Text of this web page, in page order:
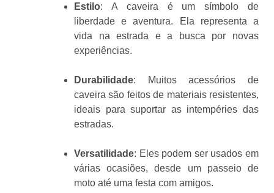
Estilo: A caveira é um símbolo de
liberdade e aventura. Ela representa a
vida na estrada e a busca por novas
experiências.
Durabilidade: Muitos acessórios de
caveira são feitos de materiais resistentes,
ideais para suportar as intempéries das
estradas.
Versatilidade: Eles podem ser usados em
várias ocasiões, desde um passeio de
moto até uma festa com amigos.